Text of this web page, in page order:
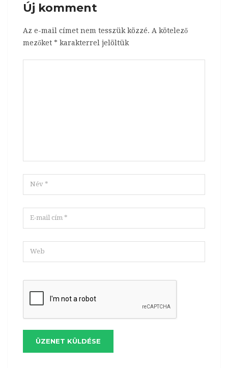
Új komment
Az e-mail címet nem tesszük közzé. A kötelező
mezőket * karakterrel jelöltük
ÜZENET KÜLDÉSE